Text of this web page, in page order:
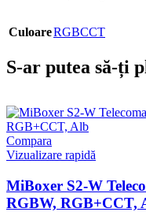
CuloareRGBCCT
S-ar putea să-ți
Compara
Vizualizare rapidă
MiBoxer S2-W
RGBW, RGB+CCT,